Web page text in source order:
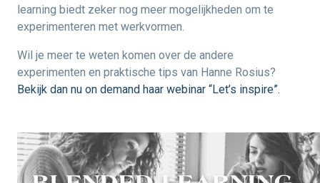
learning biedt zeker nog meer mogelijkheden om te
experimenteren met werkvormen.
Wil je meer te weten komen over de andere
experimenten en praktische tips van Hanne Rosius?
Bekijk dan nu on demand haar webinar “Let’s inspire”.